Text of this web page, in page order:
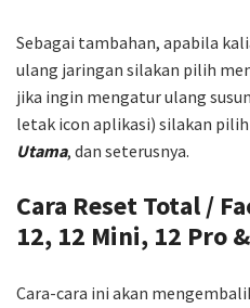
Sebagai tambahan, apabila
ulang jaringan silakan pilih
jika ingin mengatur ulang
letak icon aplikasi) silakan pilih
Utama, dan seterusnya.
Cara Reset Total /
12, 12 Mini, 12 Pro
Cara-cara ini akan